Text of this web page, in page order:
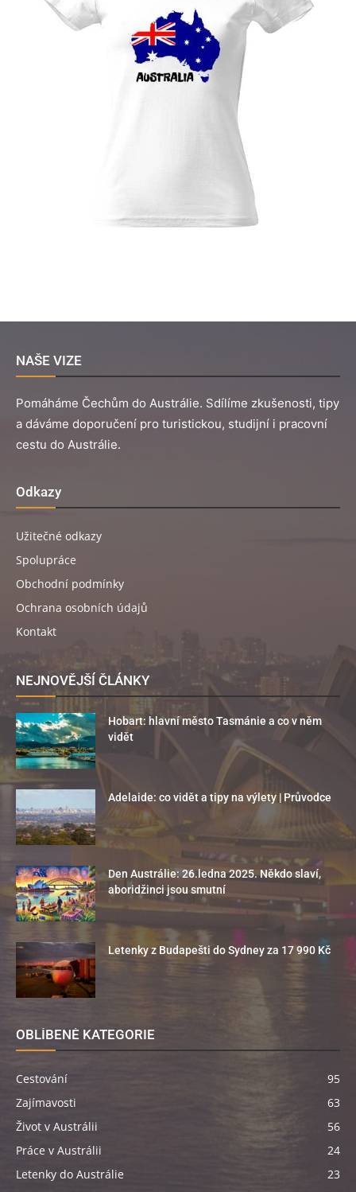
NAŠE VIZE
Pomáháme Čechům do Austrálie. Sdílíme zkušenosti, tipy
a dáváme doporučení pro turistickou, studijní i pracovní
cestu do Austrálie.
Odkazy
Užitečné odkazy
Spolupráce
Obchodní podmínky
Ochrana osobních údajů
Kontakt
NEJNOVĚJŠÍ ČLÁNKY
Hobart: hlavní město Tasmánie a co v něm
vidět
Adelaide: co vidět a tipy na výlety | Průvodce
Den Austrálie: 26.ledna 2025. Někdo slaví,
aboridžinci jsou smutní
Letenky z Budapešti do Sydney za 17 990 Kč
OBLÍBENÉ KATEGORIE
Cestování
95
Zajímavosti
63
Život v Austrálii
56
Práce v Austrálii
24
Letenky do Austrálie
23